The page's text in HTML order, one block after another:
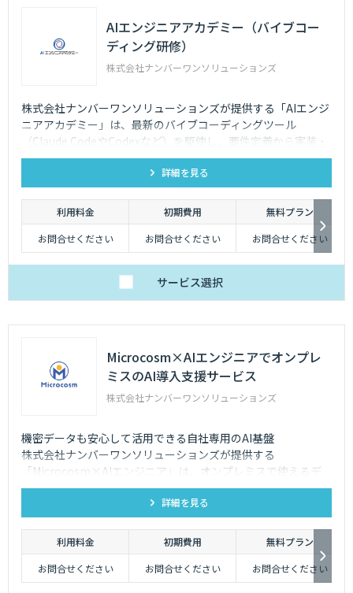
Microcosm×AIエンジニアでオンプレ
ミスのAI導入支援サービス
株式会社ナンバーワンソリューションズ
機密データも安心して活用できる自社専用のAI基盤
株式会社ナンバーワンソリューションズが提供する
「Microcosm×AIエンジニア」は、オンプレミスで使えるデ
ータ活用に特化したAIソリューションをAIエンジニアが貴社の
課題に合わせてカスタマイズするサービスです。社内に眠るデ
ータを「会社の資産」として生まれ変わらせることができま
詳細を見る
利用料金 初期費用
無料プラン
お問合せください
お問合せください お問合せください
AIエンジニアアカデミー（バイブコー
ディング研修）
株式会社ナンバーワンソリューションズ
株式会社ナンバーワンソリューションズが提供する「AIエンジ
ニアアカデミー」は、最新のバイブコーディングツール
（Claude CodeやCodexなど）を駆使し、要件定義から実装・
テスト・レビューまで、AIとシステムを構築する開発プロセス
を組織に実装する実践型の法人研修プログラムです。
詳細を見る
利用料金 初期費用
無料プラン
お問合せください
お問合せください お問合せください
サービス選択